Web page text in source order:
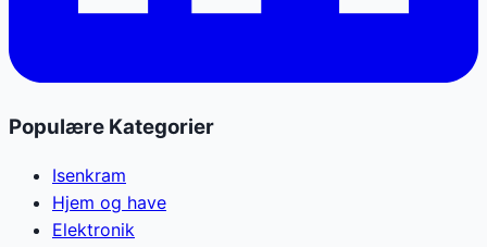
Populære Kategorier
Isenkram
Hjem og have
Elektronik